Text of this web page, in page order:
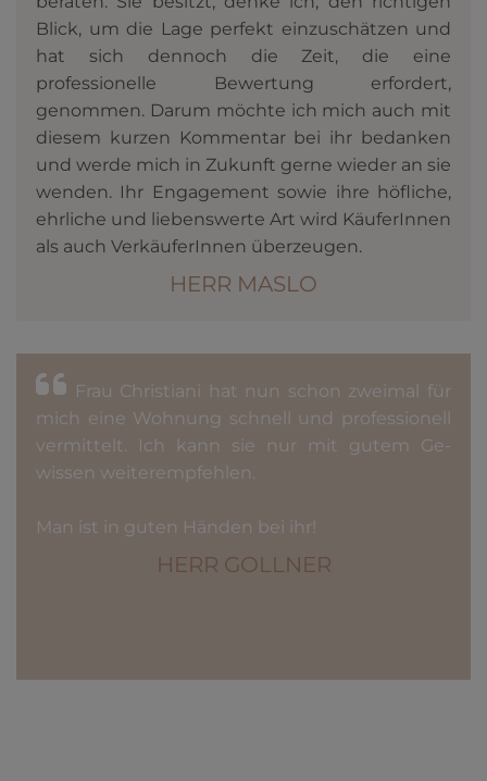
Blick, um die Lage perfekt einzuschätzen und
hat sich dennoch die Zeit, die eine
professionelle Be­wertung erfordert,
genommen. Darum möchte ich mich auch mit
diesem kurzen Kommentar bei ihr bedanken
und werde mich in Zukunft gerne wieder an sie
wenden. Ihr Engagement sowie ihre höfliche,
ehrliche und liebenswerte Art wird KäuferInnen
als auch VerkäuferInnen überzeugen.
HERR MASLO
Frau Christiani hat nun schon zweimal für
mich eine Wohnung schnell und profes­sionell
ver­mittelt. Ich kann sie nur mit gutem Ge­
wissen weiter­empfehlen.
Man ist in guten Händen bei ihr!
HERR GOLLNER